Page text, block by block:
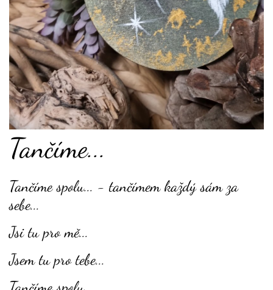
Tančíme...
Tančíme spolu... - tančímem každý sám za
sebe...
Jsi tu pro mě...
Jsem tu pro tebe...